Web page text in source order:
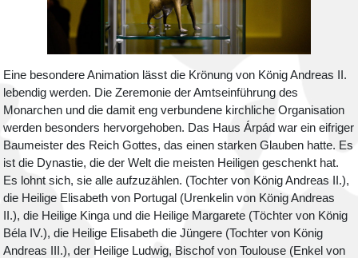
Eine besondere Animation lässt die Krönung von König Andreas II.
lebendig werden. Die Zeremonie der Amtseinführung des
Monarchen und die damit eng verbundene kirchliche Organisation
werden besonders hervorgehoben. Das Haus Árpád war ein eifriger
Baumeister des Reich Gottes, das einen starken Glauben hatte. Es
ist die Dynastie, die der Welt die meisten Heiligen geschenkt hat.
Es lohnt sich, sie alle aufzuzählen. (Tochter von König Andreas II.),
die Heilige Elisabeth von Portugal (Urenkelin von König Andreas
II.), die Heilige Kinga und die Heilige Margarete (Töchter von König
Béla IV.), die Heilige Elisabeth die Jüngere (Tochter von König
Andreas III.), der Heilige Ludwig, Bischof von Toulouse (Enkel von